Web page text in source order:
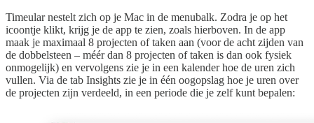
Timeular nestelt zich op je Mac in de menubalk. Zodra je op het
icoontje klikt, krijg je de app te zien, zoals hierboven. In de app
maak je maximaal 8 projecten of taken aan (voor de acht zijden van
de dobbelsteen – méér dan 8 projecten of taken is dan ook fysiek
onmogelijk) en vervolgens zie je in een kalender hoe de uren zich
vullen. Via de tab Insights zie je in één oogopslag hoe je uren over
de projecten zijn verdeeld, in een periode die je zelf kunt bepalen: